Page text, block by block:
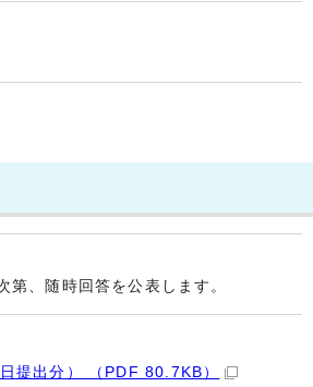
第、随時回答を公表します。
提出分） （PDF 80.7KB）